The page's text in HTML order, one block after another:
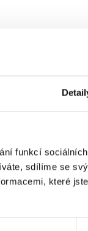
funkcí
sdílíme se
které